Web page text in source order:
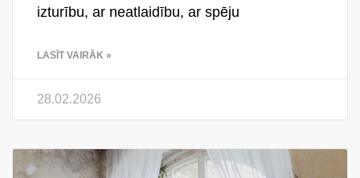
izturību, ar neatlaidību, ar spēju
LASĪT VAIRĀK »
28.02.2026